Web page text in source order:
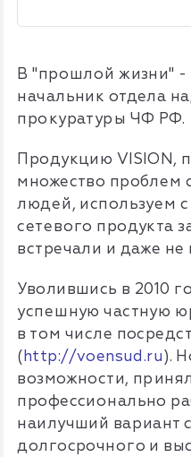
В "прошлой жизни" -
начальник отдела
прокуратуры ЧФ РФ.
Продукцию VISION,
множество проблем
людей, используем
сетевого продукта
встречали и даже не
Уволившись в 2010
успешную частную
в том числе
(http://voensud.ru).
возможности,
профессионально
наилучший вариант
долгосрочного и